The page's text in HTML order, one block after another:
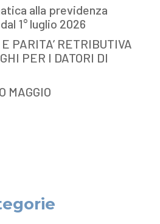
alla previdenza
1° luglio 2026
PARITA’ RETRIBUTIVA
PER I DATORI DI
MAGGIO